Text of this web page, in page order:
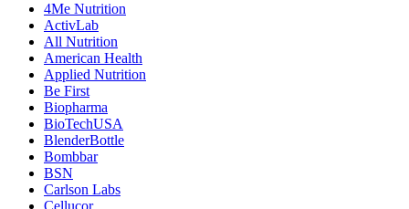
4Me Nutrition
ActivLab
All Nutrition
American Health
Applied Nutrition
Be First
Biopharma
BioTechUSA
BlenderBottle
Bombbar
BSN
Carlson Labs
Cellucor